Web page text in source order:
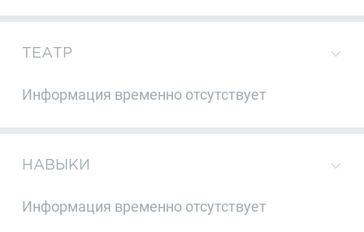
ТЕАТР
Информация временно отсутствует
НАВЫКИ
Информация временно отсутствует